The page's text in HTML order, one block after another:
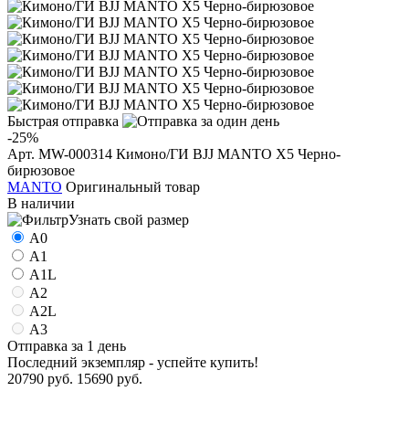
Быстрая отправка
-25%
Арт. MW-000314 Кимоно/ГИ BJJ MANTO X5 Черно-
бирюзовое
MANTO Оригинальный товар
В наличии
Узнать свой размер
A0
A1
A1L
A2
A2L
A3
Отправка за 1 день
Последний экземпляр - успейте купить!
20790 руб. 15690 руб.